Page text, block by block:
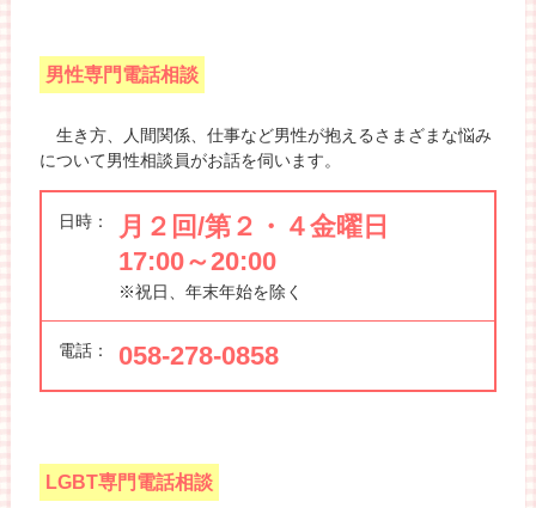
男性専門電話相談
生き方、人間関係、仕事など男性が抱えるさまざまな悩み
について男性相談員がお話を伺います。
日時：
月２回/第２・４金曜日
17:00～20:00
※祝日、年末年始を除く
電話： 058-278-0858
LGBT専門電話相談